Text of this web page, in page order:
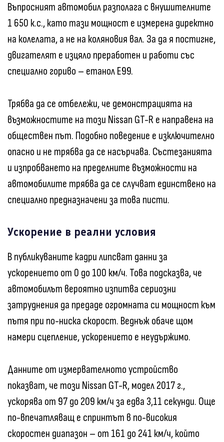
Въпросният автомобил разполага с внушителните
1 650 к.с., като тази мощност е измерена директно
на колелата, а не на коляновия вал. За да я постигне,
двигателят е изцяло преработен и работи със
специално гориво – етанол E99.
Трябва да се отбележи, че демонстрацията на
възможностите на този Nissan GT-R е направена на
обществен път. Подобно поведение е изключително
опасно и не трябва да се насърчава. Състезанията
и изпробването на пределните възможности на
автомобилите трябва да се случват единствено на
специално предназначени за това писти.
Ускорение в реални условия
В публикуваните кадри липсват данни за
ускорението от 0 до 100 км/ч. Това подсказва, че
автомобилът вероятно изпитва сериозни
затруднения да предаде огромната си мощност към
пътя при по-ниска скорост. Веднъж обаче щом
намери сцепление, ускорението е неудържимо.
Данните от измервателното устройство
показват, че този Nissan GT-R, модел 2017 г.,
ускорява от 97 до 209 км/ч за едва 3,11 секунди. Още
по-впечатляващ е спринтът в по-високия
скоростен диапазон – от 161 до 241 км/ч, който